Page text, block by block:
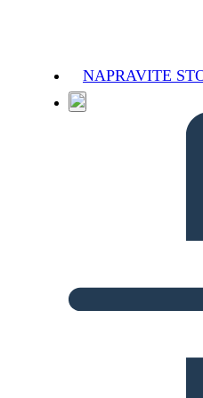
NAPRAVITE